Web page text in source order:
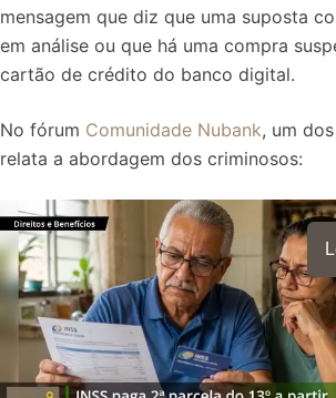
mensagem que diz que uma suposta
em análise ou que há uma compra
cartão de crédito do banco digital.
No fórum Comunidade Nubank, um
relata a abordagem dos criminosos: